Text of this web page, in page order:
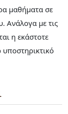
μαθήματα σε
Ανάλογα με τις
η εκάστοτε